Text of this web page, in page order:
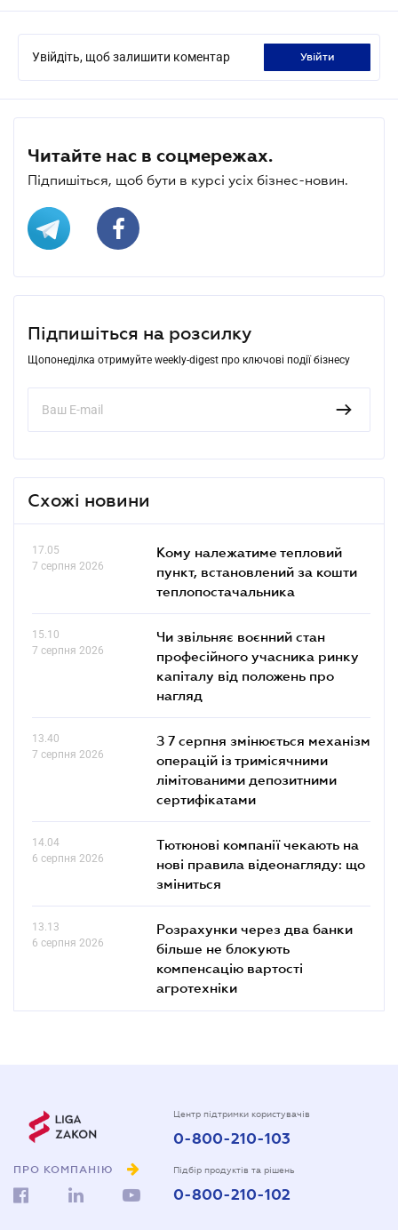
Увійдіть, щоб залишити коментар увійти
Читайте нас в соцмережах.
Підпишіться, щоб бути в курсі усіх бізнес-новин.
Підпишіться на розсилку
Щопонеділка отримуйте weekly-digest про ключові події бізнесу
Схожі новини
17.05
7 серпня 2026
Кому належатиме тепловий
пункт, встановлений за кошти
теплопостачальника
15.10
7 серпня 2026
Чи звільняє воєнний стан
професійного учасника ринку
капіталу від положень про
нагляд
13.40
7 серпня 2026
З 7 серпня змінюється механізм
операцій із тримісячними
лімітованими депозитними
сертифікатами
14.04
6 серпня 2026
Тютюнові компанії чекають на
нові правила відеонагляду: що
зміниться
13.13
6 серпня 2026
Розрахунки через два банки
більше не блокують
компенсацію вартості
агротехніки
ПРО КОМПАНІЮ
Центр підтримки користувачів
0-800-210-103
Підбір продуктів та рішень
0-800-210-102